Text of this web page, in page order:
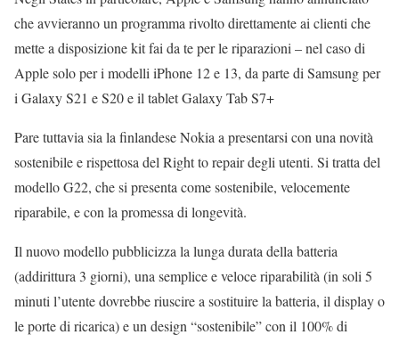
che avvieranno un programma rivolto direttamente ai clienti che
mette a disposizione kit fai da te per le riparazioni – nel caso di
Apple solo per i modelli iPhone 12 e 13, da parte di Samsung per
i Galaxy S21 e S20 e il tablet Galaxy Tab S7+
Pare tuttavia sia la finlandese Nokia a presentarsi con una novità
sostenibile e rispettosa del Right to repair degli utenti. Si tratta del
modello G22, che si presenta come sostenibile, velocemente
riparabile, e con la promessa di longevità.
Il nuovo modello pubblicizza la lunga durata della batteria
(addirittura 3 giorni), una semplice e veloce riparabilità (in soli 5
minuti l’utente dovrebbe riuscire a sostituire la batteria, il display o
le porte di ricarica) e un design “sostenibile” con il 100% di